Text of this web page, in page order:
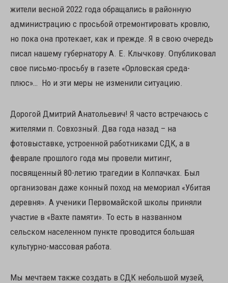
жители весной 2022 года обращались в районную
администрацию с просьбой отремонтировать кровлю,
но пока она протекает, как и прежде. Я в свою очередь
писал нашему губернатору А. Е. Клычкову. Опубликовал
свое письмо-просьбу в газете «Орловская среда-
плюс»… Но и эти меры не изменили ситуацию.
Дорогой Дмитрий Анатольевич! Я часто встречаюсь с
жителями п. Совхозный. Два года назад – на
фотовыставке, устроенной работниками СДК, а в
феврале прошлого года мы провели митинг,
посвященный 80-летию трагедии в Колпачках. Был
организован даже конный поход на мемориал «Убитая
деревня». А ученики Первомайской школы приняли
участие в «Вахте памяти». То есть в названном
сельском населенном пункте проводится большая
культурно-массовая работа.
Мы мечтаем также создать в СДК небольшой музей,